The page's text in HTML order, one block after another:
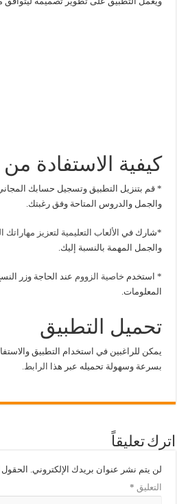
كيفية الاستفادة
* قم بتنزيل التطبيق وتسجيل حسابك
والجمل والدروس المتاحة وفق رغبتك.
*شارك في الألعاب التعليمية لتعزيز مهاراتك
والجمل المهمة بالنسبة إليك.
* استخدم خاصية الزووم عند الحاجة وزر
المعلومات.
تحميل التطبيق
يمكن للراغبين في استخدام التطبيق
بسرعة وسهولة تحميله عبر هذا
الرابط.
اترك تعليقاً
لن يتم نشر عنوان بريدك الإلكتروني. الحقول
التعليق *